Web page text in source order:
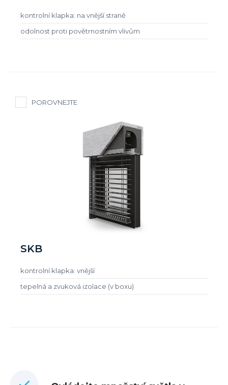
kontrolní klapka: na vnější straně
odolnost proti povětrnostním vlivům
POROVNEJTE
SKB
kontrolní klapka: vnější
tepelná a zvuková izolace (v boxu)